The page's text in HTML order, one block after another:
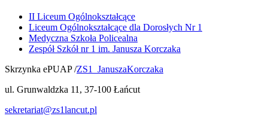
II Liceum Ogólnokształcące
Liceum Ogólnokształcące dla Dorosłych Nr 1
Medyczna Szkoła Policealna
Zespół Szkół nr 1 im. Janusza Korczaka
Skrzynka ePUAP /ZS1_JanuszaKorczaka
ul. Grunwaldzka 11, 37-100 Łańcut
sekretariat@zs1lancut.pl